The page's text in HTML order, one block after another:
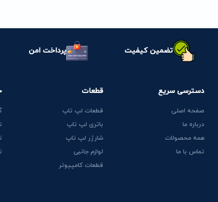
تضمین کیفیت پرداخت امن
دسترسی سریع
صفحه اصلی
درباره ما
همه محصولات
تماس با ما
قطعات
قطعات لپ تاپ
باتری لپ تاپ
شارژر لپ تاپ
لوازم جانبی
قطعات کامپیوتر